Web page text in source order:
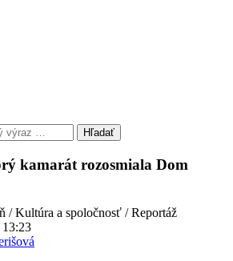
Hľadať
kamarát rozosmiala Dom
/ Kultúra a spoločnosť / Reportáž
13:23